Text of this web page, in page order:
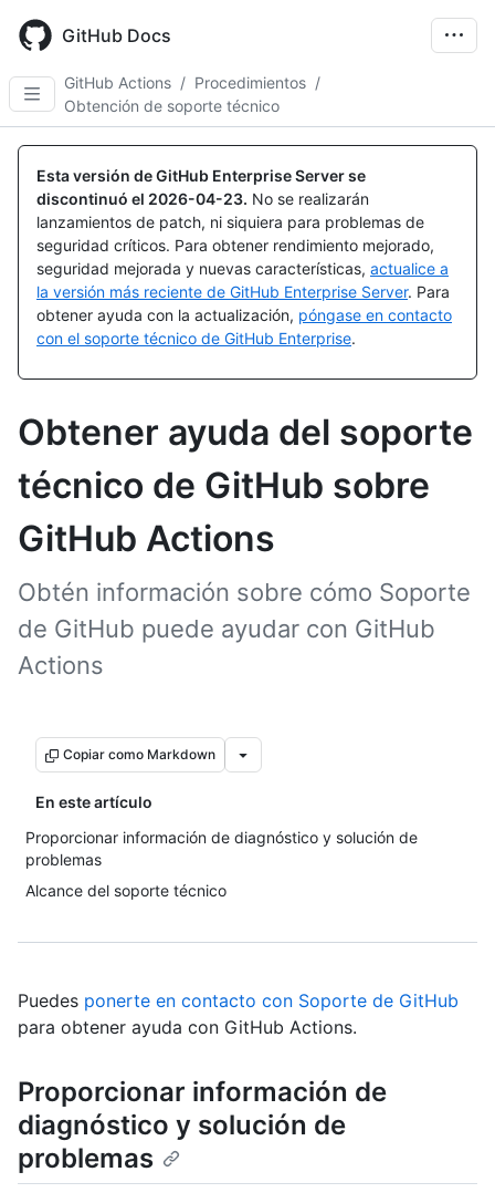
main
content
GitHub Docs
GitHub Actions / Procedimientos /
Obtención de soporte técnico
Esta versión de GitHub Enterprise Server se
discontinuó el 2026-04-23. No se realizarán
lanzamientos de patch, ni siquiera para problemas de
seguridad críticos. Para obtener rendimiento mejorado,
seguridad mejorada y nuevas características, actualice a
la versión más reciente de GitHub Enterprise Server. Para
obtener ayuda con la actualización, póngase en contacto
con el soporte técnico de GitHub Enterprise.
Obtener ayuda del soporte
técnico de GitHub sobre
GitHub Actions
Obtén información sobre cómo Soporte
de GitHub puede ayudar con GitHub
Actions
Copiar como Markdown
En este artículo
Proporcionar información de diagnóstico y solución de
problemas
Alcance del soporte técnico
Puedes ponerte en contacto con Soporte de GitHub
para obtener ayuda con GitHub Actions.
Proporcionar información de
diagnóstico y solución de
problemas